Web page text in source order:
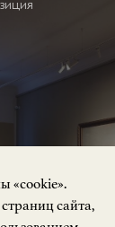
«cookie».
сайта,